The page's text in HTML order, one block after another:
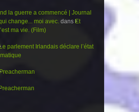
la guerre a commencé | Journal
change... moi avec. dans Et
ma vie. (Film)
parlement Irlandais déclare l’état